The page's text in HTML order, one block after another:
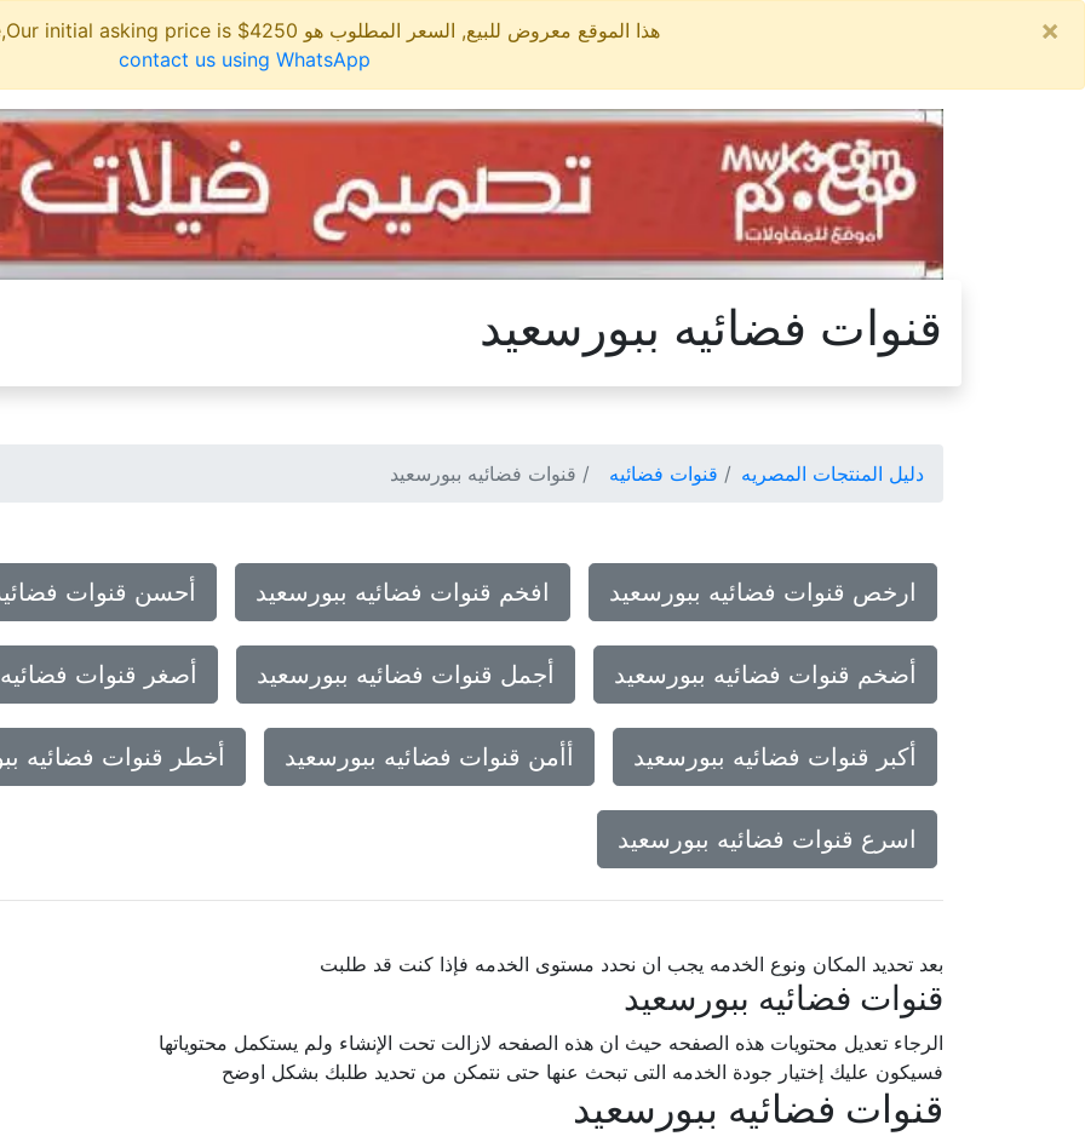
هذا الموقع معروض للبيع, السعر المطلوب هو 4250$ This site is for sale,Our initial asking price is
contact us using WhatsApp
×
قنوات فضائيه ببورسعيد
دليل المنتجات المصريه قنوات فضائيه قنوات فضائيه ببورسعيد
ارخص قنوات فضائيه ببورسعيد افخم قنوات فضائيه ببورسعيد أحسن قنوات
أضخم قنوات فضائيه ببورسعيد أجمل قنوات فضائيه ببورسعيد أصغر قنوات
أكبر قنوات فضائيه ببورسعيد أأمن قنوات فضائيه ببورسعيد أخطر قنوات فضائيه
اسرع قنوات فضائيه ببورسعيد
بعد تحديد المكان ونوع الخدمه يجب ان نحدد مستوى الخدمه فإذا كنت قد طلبت
قنوات فضائيه ببورسعيد
الرجاء تعديل محتويات هذه الصفحه حيث ان هذه الصفحه لازالت تحت الإنشاء ولم يستكمل محتوياتها
فسيكون عليك إختيار جودة الخدمه التى تبحث عنها حتى نتمكن من تحديد طلبك بشكل اوضح
قنوات فضائيه ببورسعيد